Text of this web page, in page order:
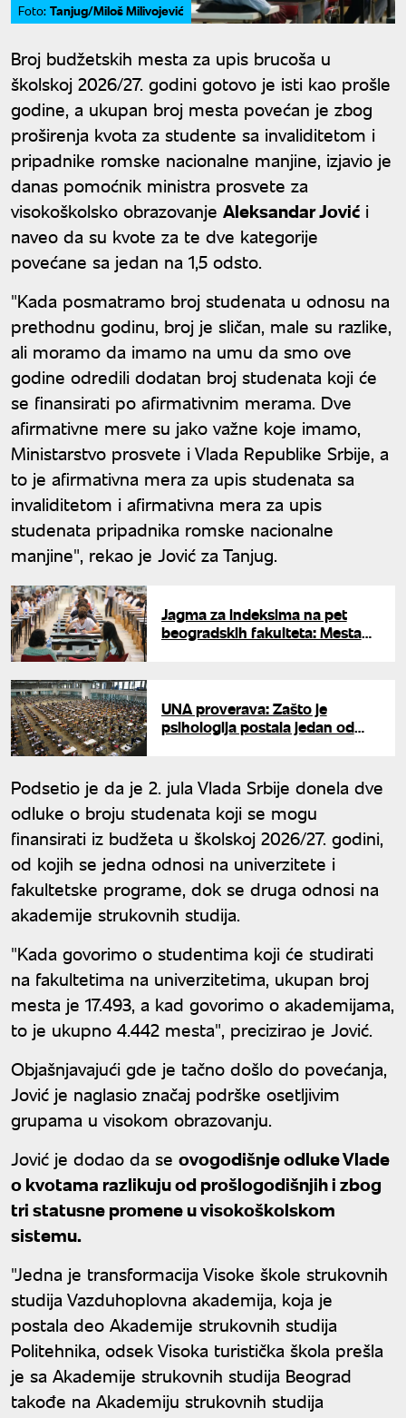
Foto: Tanjug/Miloš Milivojević
Broj budžetskih mesta za upis brucoša u
školskoj 2026/27. godini gotovo je isti kao prošle
godine, a ukupan broj mesta povećan je zbog
proširenja kvota za studente sa invaliditetom i
pripadnike romske nacionalne manjine, izjavio je
danas pomoćnik ministra prosvete za
visokoškolsko obrazovanje Aleksandar Jović i
naveo da su kvote za te dve kategorije
povećane sa jedan na 1,5 odsto.
"Kada posmatramo broj studenata u odnosu na
prethodnu godinu, broj je sličan, male su razlike,
ali moramo da imamo na umu da smo ove
godine odredili dodatan broj studenata koji će
se finansirati po afirmativnim merama. Dve
afirmativne mere su jako važne koje imamo,
Ministarstvo prosvete i Vlada Republike Srbije, a
to je afirmativna mera za upis studenata sa
invaliditetom i afirmativna mera za upis
studenata pripadnika romske nacionalne
manjine", rekao je Jović za Tanjug.
Jagma za indeksima na pet
beogradskih fakulteta: Mesta
UNA proverava: Zašto je
psihologija postala jedan od
Podsetio je da je 2. jula Vlada Srbije donela dve
odluke o broju studenata koji se mogu
finansirati iz budžeta u školskoj 2026/27. godini,
od kojih se jedna odnosi na univerzitete i
fakultetske programe, dok se druga odnosi na
akademije strukovnih studija.
"Kada govorimo o studentima koji će studirati
na fakultetima na univerzitetima, ukupan broj
mesta je 17.493, a kad govorimo o akademijama,
to je ukupno 4.442 mesta", precizirao je Jović.
​Objašnjavajući gde je tačno došlo do povećanja,
Jović je naglasio značaj podrške osetljivim
grupama u visokom obrazovanju.
Jović je dodao da se ovogodišnje odluke Vlade
o kvotama razlikuju od prošlogodišnjih i zbog
tri statusne promene u visokoškolskom
sistemu.
"Jedna je transformacija Visoke škole strukovnih
studija Vazduhoplovna akademija, koja je
postala deo Akademije strukovnih studija
Politehnika, odsek Visoka turistička škola prešla
je sa Akademije strukovnih studija Beograd
takođe na Akademiju strukovnih studija